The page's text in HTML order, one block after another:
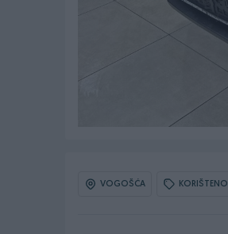
VOGOŠĆA KORIŠTENO